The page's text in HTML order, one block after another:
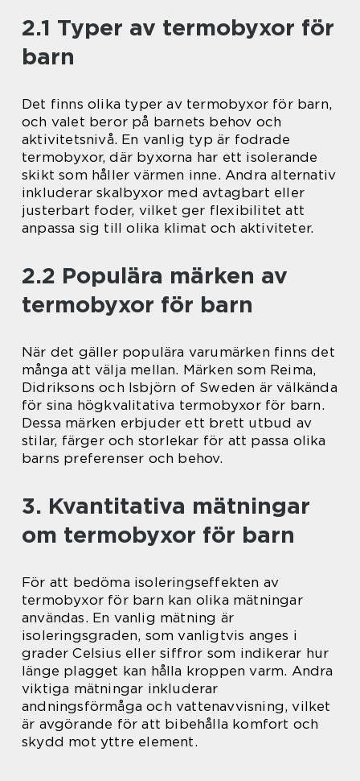
2.1 Typer av termobyxor för
barn
Det finns olika typer av termobyxor för barn,
och valet beror på barnets behov och
aktivitetsnivå. En vanlig typ är fodrade
termobyxor, där byxorna har ett isolerande
skikt som håller värmen inne. Andra alternativ
inkluderar skalbyxor med avtagbart eller
justerbart foder, vilket ger flexibilitet att
anpassa sig till olika klimat och aktiviteter.
2.2 Populära märken av
termobyxor för barn
När det gäller populära varumärken finns det
många att välja mellan. Märken som Reima,
Didriksons och Isbjörn of Sweden är välkända
för sina högkvalitativa termobyxor för barn.
Dessa märken erbjuder ett brett utbud av
stilar, färger och storlekar för att passa olika
barns preferenser och behov.
3. Kvantitativa mätningar
om termobyxor för barn
För att bedöma isoleringseffekten av
termobyxor för barn kan olika mätningar
användas. En vanlig mätning är
isoleringsgraden, som vanligtvis anges i
grader Celsius eller siffror som indikerar hur
länge plagget kan hålla kroppen varm. Andra
viktiga mätningar inkluderar
andningsförmåga och vattenavvisning, vilket
är avgörande för att bibehålla komfort och
skydd mot yttre element.